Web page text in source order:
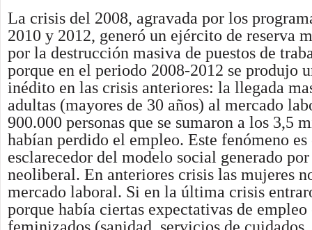
La crisis del 2008, agravada por los
2010 y 2012, generó un ejército de reserva
por la destrucción masiva de puestos de
porque en el periodo 2008-2012 se produjo
inédito en las crisis anteriores: la llegada
adultas (mayores de 30 años) al mercado
900.000 personas que se sumaron a los 3,5
habían perdido el empleo. Este fenómeno
esclarecedor del modelo social generado
neoliberal. En anteriores crisis las mujeres
mercado laboral. Si en la última crisis
porque había ciertas expectativas de empleo